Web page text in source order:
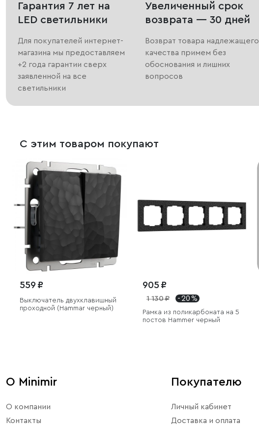
Гарантия 7 лет на
LED светильники
Для покупателей интернет-
магазина мы предоставляем
+2 года гарантии сверх
заявленной на все
светильники
Увеличенный срок
возврата — 30 дней
Возврат товара надлежащего
качества примем без
обоснования и лишних
вопросов
С этим товаром покупают
559 ₽
Выключатель двухклавишный
проходной (Hammar черный)
905 ₽
1 130 ₽ - 20 %
Рамка из поликарбоната на 5
постов Hammer черный
О Minimir
О компании
Контакты
Покупателю
Личный кабинет
Доставка и оплата